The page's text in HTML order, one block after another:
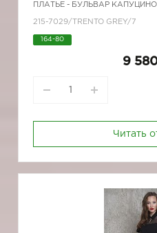
ПЛАТЬЕ - БУЛЬВАР
215-7029/TRENTO GREY/7
164-80
9
Читать